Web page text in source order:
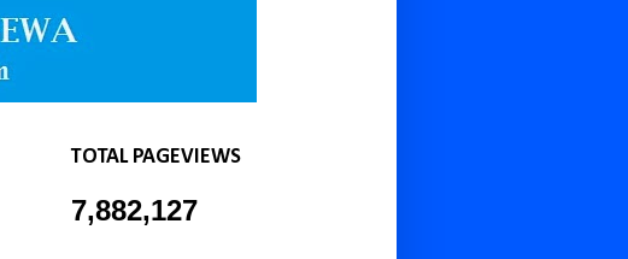
TOTAL PAGEVIEWS
7,882,127